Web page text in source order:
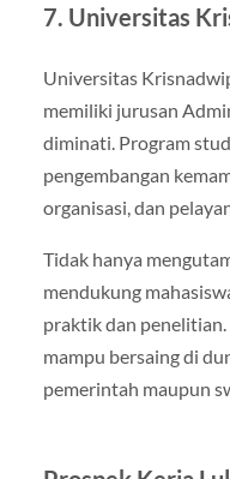
7. Universitas
Universitas
memiliki jurusan
diminati. Program
pengembangan
organisasi, dan
Tidak hanya
mendukung
praktik dan
mampu bersaing di
pemerintah maupun